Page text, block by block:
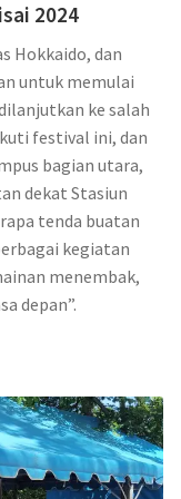
2024
Hokkaido, dan
untuk memulai
ke salah
festival ini, dan
bagian utara,
dekat Stasiun
tenda buatan
kegiatan
menembak,
depan”.